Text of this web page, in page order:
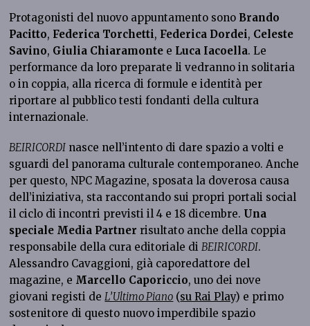
Protagonisti del nuovo appuntamento sono Brando
Pacitto, Federica Torchetti, Federica Dordei, Celeste
Savino, Giulia Chiaramonte e Luca Iacoella. Le
performance da loro preparate li vedranno in solitaria
o in coppia, alla ricerca di formule e identità per
riportare al pubblico testi fondanti della cultura
internazionale.
BEIRICORDI nasce nell’intento di dare spazio a volti e
sguardi del panorama culturale contemporaneo. Anche
per questo, NPC Magazine, sposata la doverosa causa
dell’iniziativa, sta raccontando sui propri portali social
il ciclo di incontri previsti il 4 e 18 dicembre. Una
speciale Media Partner risultato anche della coppia
responsabile della cura editoriale diBEIRICORDI.
Alessandro Cavaggioni, già caporedattore del
magazine, e Marcello Caporiccio, uno dei nove
giovani registi deL’Ultimo Piano (su Rai Play) e primo
sostenitore di questo nuovo imperdibile spazio